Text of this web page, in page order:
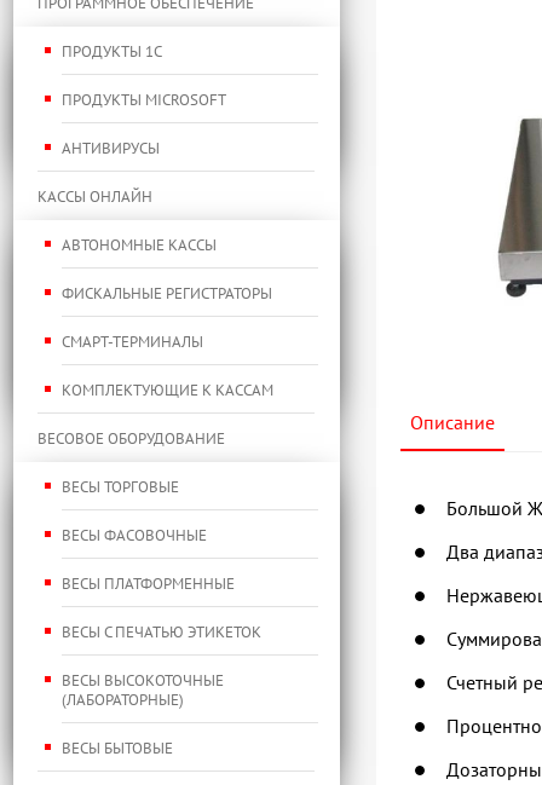
ПРОДУКТЫ 1С
ПРОДУКТЫ MICROSOFT
АНТИВИРУСЫ
КАССЫ ОНЛАЙН
АВТОНОМНЫЕ КАССЫ
ФИСКАЛЬНЫЕ РЕГИСТРАТОРЫ
СМАРТ-ТЕРМИНАЛЫ
КОМПЛЕКТУЮЩИЕ К КАССАМ
ВЕСОВОЕ ОБОРУДОВАНИЕ
ВЕСЫ ТОРГОВЫЕ
ВЕСЫ ФАСОВОЧНЫЕ
ВЕСЫ ПЛАТФОРМЕННЫЕ
ВЕСЫ С ПЕЧАТЬЮ ЭТИКЕТОК
ВЕСЫ ВЫСОКОТОЧНЫЕ
(ЛАБОРАТОРНЫЕ)
ВЕСЫ БЫТОВЫЕ
Описание
Большой
Два
Счетный